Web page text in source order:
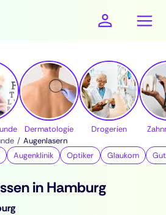
Dermatologie Drogerien
Augenlasern
Augenklinik Optiker Glaukom
in Hamburg